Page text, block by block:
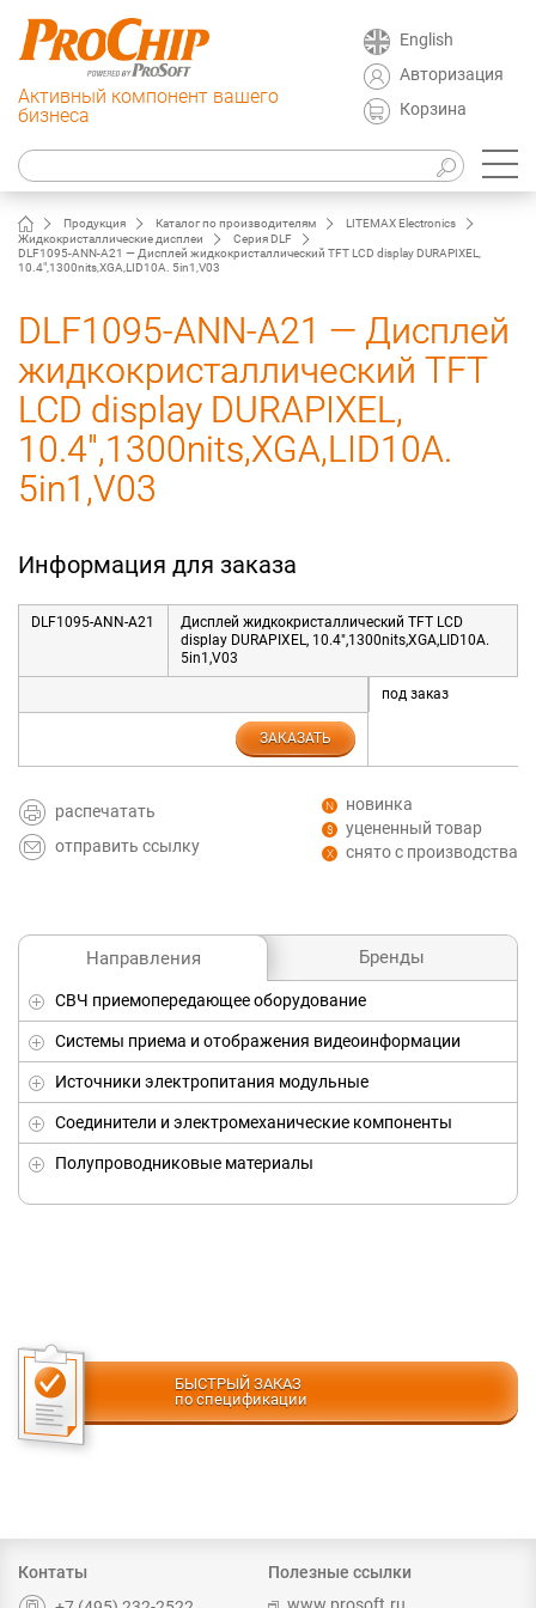
Активный компонент вашего
бизнеса
English
Авторизация
Корзина
Продукция Каталог по производителям
LITEMAX Electronics
Жидкокристаллические дисплеи
Серия DLF
DLF1095-ANN-A21 — Дисплей жидкокристаллический TFT LCD display DURAPIXEL,
10.4",1300nits,XGA,LID10A. 5in1,V03
Направления Бренды
СВЧ приемопередающее оборудование
Системы приема и отображения видеоинформации
Источники электропитания модульные
Соединители и электромеханические компоненты
Полупроводниковые материалы
БЫСТРЫЙ ЗАКАЗ
по спецификации
DLF1095-ANN-A21 — Дисплей
жидкокристаллический TFT
LCD display DURAPIXEL,
10.4",1300nits,XGA,LID10A.
5in1,V03
Информация для заказа
DLF1095-ANN-A21
Дисплей жидкокристаллический TFT LCD
display DURAPIXEL, 10.4",1300nits,XGA,LID10A.
5in1,V03
под заказ
ЗАКАЗАТЬ
распечатать
отправить ссылку
новинка
уцененный товар
снято с производства
Контаты
Полезные ссылки